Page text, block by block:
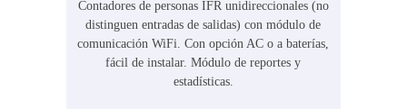
Contadores de personas IFR unidireccionales (no
distinguen entradas de salidas) con módulo de
comunicación WiFi. Con opción AC o a baterías,
fácil de instalar. Módulo de reportes y
estadísticas.